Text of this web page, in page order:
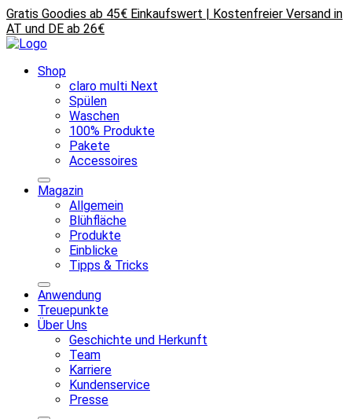
Gratis Goodies ab 45€ Einkaufswert | Kostenfreier Versand in
AT und DE ab 26€
Shop
claro multi Next
Spülen
Waschen
100% Produkte
Pakete
Accessoires
Magazin
Allgemein
Blühfläche
Produkte
Einblicke
Tipps & Tricks
Anwendung
Treuepunkte
Über Uns
Geschichte und Herkunft
Team
Karriere
Kundenservice
Presse